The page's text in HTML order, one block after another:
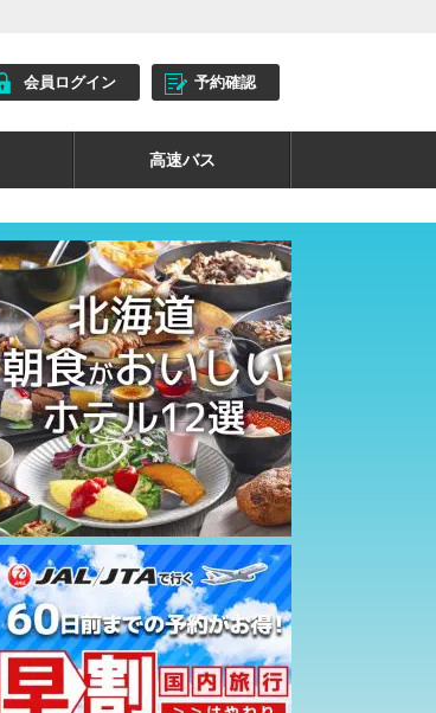
会員ログイン 予約確認
高速バス